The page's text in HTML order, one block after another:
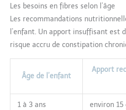
Les besoins en fibres selon l’âge
Les recommandations
l’enfant. Un apport insuffisant est
risque accru de constipation
Âge de l’enfant
Apport
1 à 3 ans environ 15